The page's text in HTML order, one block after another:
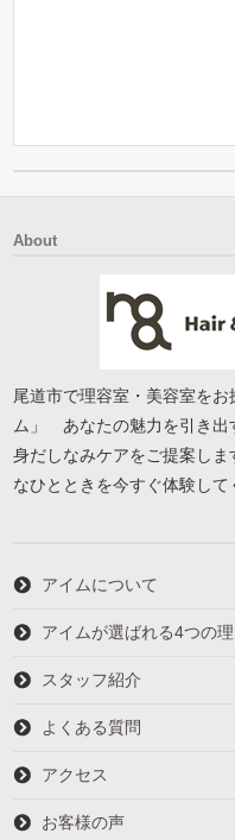
About
尾道市で理容室・美容室を
ム」 あなたの魅力を引き出
身だしなみケアをご提案し
なひとときを今すぐ体験して
アイムについて
アイムが選ばれる4つの
スタッフ紹介
よくある質問
アクセス
お客様の声